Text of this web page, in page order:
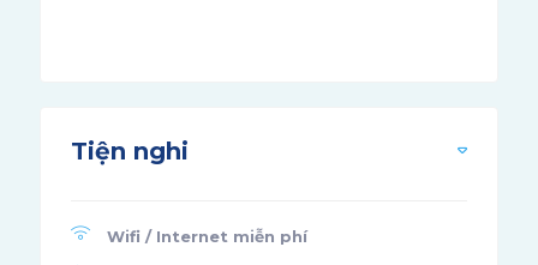
Tiện nghi
Wifi / Internet miễn phí